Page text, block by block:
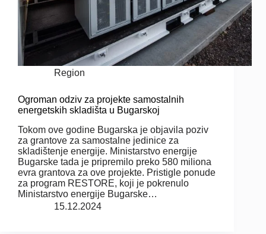
Region
Ogroman odziv za projekte samostalnih
energetskih skladišta u Bugarskoj
Tokom ove godine Bugarska je objavila poziv
za grantove za samostalne jedinice za
skladištenje energije. Ministarstvo energije
Bugarske tada je pripremilo preko 580 miliona
evra grantova za ove projekte. Pristigle ponude
za program RESTORE, koji je pokrenulo
Ministarstvo energije Bugarske…
15.12.2024